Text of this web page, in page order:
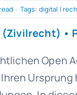
· Tags: digital |
(Zivilrecht) •
Open